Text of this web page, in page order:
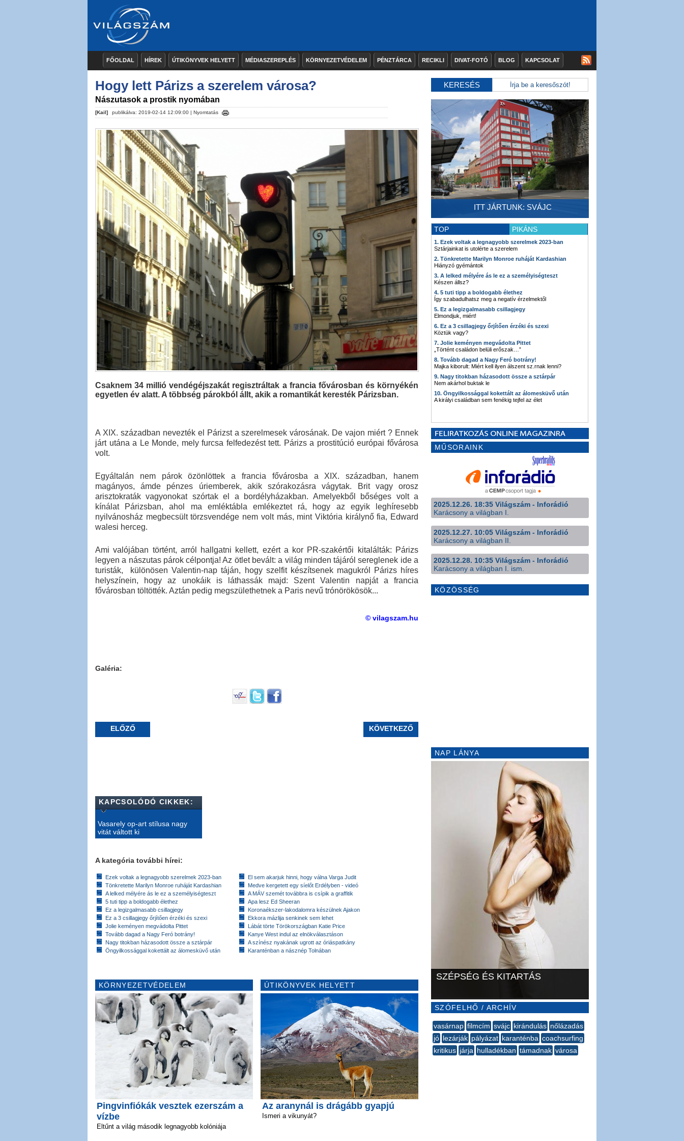
FŐOLDAL HÍREK ÚTIKÖNYVEK HELYETT MÉDIASZEREPLÉS KÖRNYEZETVÉDELEM PÉNZTÁRCA RECIKLI DIVAT-FOTÓ BLOG KAPCSOLAT
Hogy lett Párizs a szerelem városa?
Nászutasok a prostik nyomában
[Kail] publikálva: 2019-02-14 12:09:00 | Nyomtatás
Csaknem 34 millió vendégéjszakát regisztráltak a francia fővárosban és környékén
egyetlen év alatt. A többség párokból állt, akik a romantikát keresték Párizsban.
A XIX. században nevezték el Párizst a szerelmesek városának. De vajon miért ? Ennek
járt utána a Le Monde, mely furcsa felfedezést tett. Párizs a prostitúció európai fővárosa
volt.
Egyáltalán nem párok özönlöttek a francia fővárosba a XIX. században, hanem
magányos, ámde pénzes úriemberek, akik szórakozásra vágytak. Brit vagy orosz
arisztokraták vagyonokat szórtak el a bordélyházakban. Amelyekből bőséges volt a
kínálat Párizsban, ahol ma emléktábla emlékeztet rá, hogy az egyik leghíresebb
nyilvánosház megbecsült törzsvendége nem volt más, mint Viktória királynő fia, Edward
walesi herceg.
Ami valójában történt, arról hallgatni kellett, ezért a kor PR-szakértői kitalálták: Párizs
legyen a nászutas párok célpontja! Az ötlet bevált: a világ minden tájáról sereglenek ide a
turisták, különösen Valentin-nap táján, hogy szelfit készítsenek magukról Párizs híres
helyszínein, hogy az unokáik is láthassák majd: Szent Valentin napját a francia
fővárosban töltötték. Aztán pedig megszülethetnek a Paris nevű trónörökösök...
© vilagszam.hu
Galéria:
ELŐZŐ KÖVETKEZŐ
KAPCSOLÓDÓ CIKKEK:
Vasarely op-art stílusa nagy
vitát váltott ki
A kategória további hírei:
Ezek voltak a legnagyobb szerelmek 2023-ban
Tönkretette Marilyn Monroe ruháját Kardashian
A lelked mélyére ás le ez a személyiségteszt
5 tuti tipp a boldogabb élethez
Ez a legizgalmasabb csillagjegy
Ez a 3 csillagjegy őrjítően érzéki és szexi
Jolie keményen megvádolta Pittet
Tovább dagad a Nagy Feró botrány!
Nagy titokban házasodott össze a sztárpár
Öngyilkossággal kokettált az álomesküvő után
El sem akarjuk hinni, hogy válna Varga Judit
Medve kergetett egy síelőt Erdélyben - videó
A MÁV szemét továbbra is csípik a graffitik
Apa lesz Ed Sheeran
Koronaékszer-lakodalomra készülnek Ajakon
Ekkora mázlija senkinek sem lehet
Lábát törte Törökországban Katie Price
Kanye West indul az elnökválasztáson
A színész nyakának ugrott az óriáspatkány
Karanténban a násznép Tolnában
KÖRNYEZETVÉDELEM
Pingvinfiókák vesztek ezerszám a
vízbe
Eltűnt a világ második legnagyobb kolóniája
ÚTIKÖNYVEK HELYETT
Az aranynál is drágább gyapjú
Ismeri a vikunyát?
KERESÉS
ITT JÁRTUNK: SVÁJC
TOP PIKÁNS
1. Ezek voltak a legnagyobb szerelmek 2023-ban
Sztárjainkat is utolérte a szerelem
2. Tönkretette Marilyn Monroe ruháját Kardashian
Hiányzó gyémántok
3. A lelked mélyére ás le ez a személyiségteszt
Készen állsz?
4. 5 tuti tipp a boldogabb élethez
Így szabadulhatsz meg a negatív érzelmektől
5. Ez a legizgalmasabb csillagjegy
Elmondjuk, miért!
6. Ez a 3 csillagjegy őrjítően érzéki és szexi
Köztük vagy?
7. Jolie keményen megvádolta Pittet
„Történt családon belüli erőszak…”
8. Tovább dagad a Nagy Feró botrány!
Majka kiborult: Miért kell ilyen álszent sz.rnak lenni?
9. Nagy titokban házasodott össze a sztárpár
Nem akárhol buktak le
10. Öngyilkossággal kokettált az álomesküvő után
A királyi családban sem fenékig tejfel az élet
MŰSORAINK
2025.12.26. 18:35 Világszám - Inforádió
Karácsony a világban I.
2025.12.27. 10:05 Világszám - Inforádió
Karácsony a világban II.
2025.12.28. 10:35 Világszám - Inforádió
Karácsony a világban I. ism.
KÖZÖSSÉG
NAP LÁNYA
SZÉPSÉG ÉS KITARTÁS
SZÓFELHŐ / ARCHÍV
vasárnap filmcím svájc kirándulás nőlázadás
jó lezárják pályázat karanténba coachsurfing
kritikus járja hulladékban támadnak városa